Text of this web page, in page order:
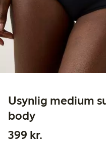
Usynlig medium
body
399 kr.